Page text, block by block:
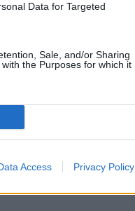
Data for Targeted
Sale, and/or Sharing
the Purposes for which it
Access Privacy Policy